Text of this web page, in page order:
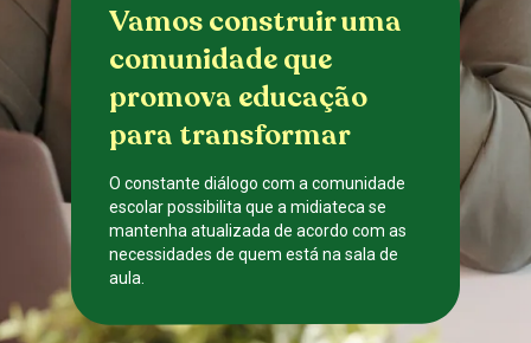
Vamos construir uma
comunidade que
promova educação
para transformar
O constante diálogo com a comunidade
escolar possibilita que a midiateca se
mantenha atualizada de acordo com as
necessidades de quem está na sala de
aula.